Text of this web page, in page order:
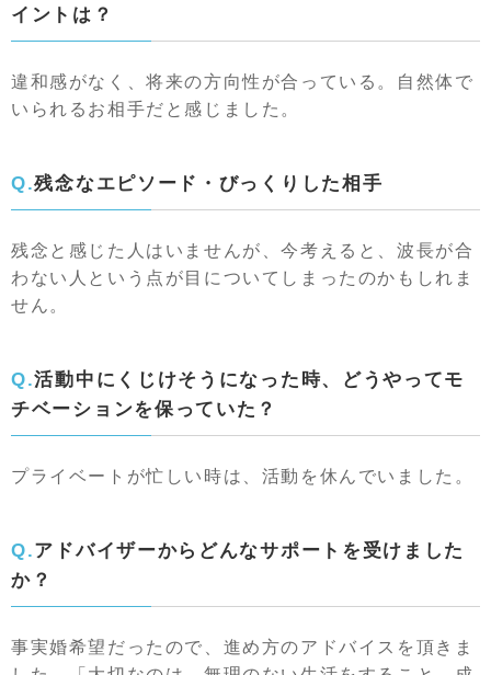
イントは？
違和感がなく、将来の方向性が合っている。自然体で
いられるお相手だと感じました。
Q.残念なエピソード・びっくりした相手
残念と感じた人はいませんが、今考えると、波長が合
わない人という点が目についてしまったのかもしれま
せん。
Q.活動中にくじけそうになった時、どうやってモ
チベーションを保っていた？
プライベートが忙しい時は、活動を休んでいました。
Q.アドバイザーからどんなサポートを受けました
か？
事実婚希望だったので、進め方のアドバイスを頂きま